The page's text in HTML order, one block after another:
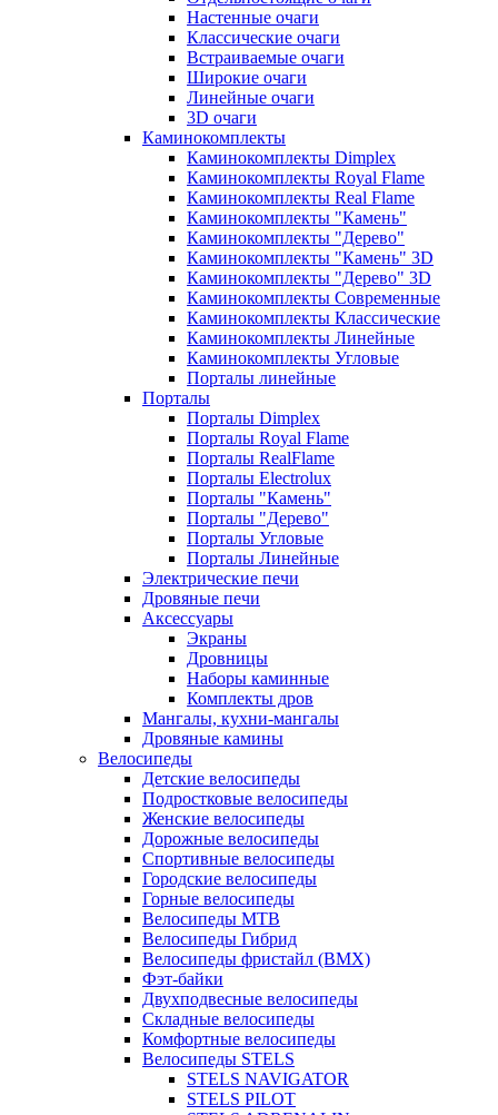
Настенные очаги
Классические очаги
Встраиваемые очаги
Широкие очаги
Линейные очаги
3D очаги
Каминокомплекты
Каминокомплекты Dimplex
Каминокомплекты Royal Flame
Каминокомплекты Real Flame
Каминокомплекты "Камень"
Каминокомплекты "Дерево"
Каминокомплекты "Камень" 3D
Каминокомплекты "Дерево" 3D
Каминокомплекты Современные
Каминокомплекты Классические
Каминокомплекты Линейные
Каминокомплекты Угловые
Порталы линейные
Порталы
Порталы Dimplex
Порталы Royal Flame
Порталы RealFlame
Порталы Electrolux
Порталы "Камень"
Порталы "Дерево"
Порталы Угловые
Порталы Линейные
Электрические печи
Дровяные печи
Аксессуары
Экраны
Дровницы
Наборы каминные
Комплекты дров
Мангалы, кухни-мангалы
Дровяные камины
Велосипеды
Детские велосипеды
Подростковые велосипеды
Женские велосипеды
Дорожные велосипеды
Спортивные велосипеды
Городские велосипеды
Горные велосипеды
Велосипеды MTB
Велосипеды Гибрид
Велосипеды фристайл (BMX)
Фэт-байки
Двухподвесные велосипеды
Складные велосипеды
Комфортные велосипеды
Велосипеды STELS
STELS NAVIGATOR
STELS PILOT